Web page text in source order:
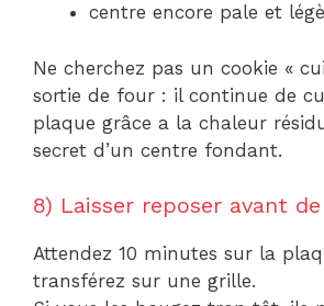
centre encore pale et
Ne cherchez pas un cookie «
sortie de four : il continue de
plaque grâce a la chaleur
secret d’un centre fondant.
8) Laisser reposer avant
Attendez 10 minutes sur la
transférez sur une grille.